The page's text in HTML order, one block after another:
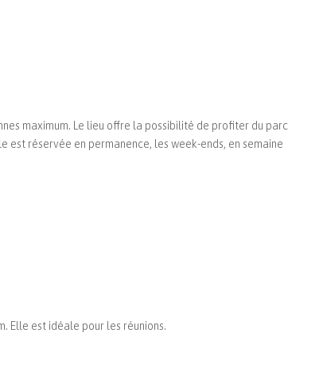
maximum. Le lieu offre la possibilité de profiter du parc
est réservée en permanence, les week-ends, en semaine
Elle est idéale pour les réunions.